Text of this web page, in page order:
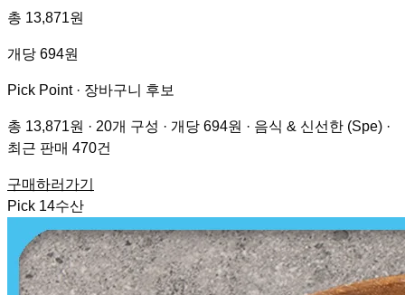
총 13,871원
개당 694원
Pick Point · 장바구니 후보
총 13,871원 · 20개 구성 · 개당 694원 · 음식 & 신선한 (Spe) ·
최근 판매 470건
구매하러가기
Pick 14수산